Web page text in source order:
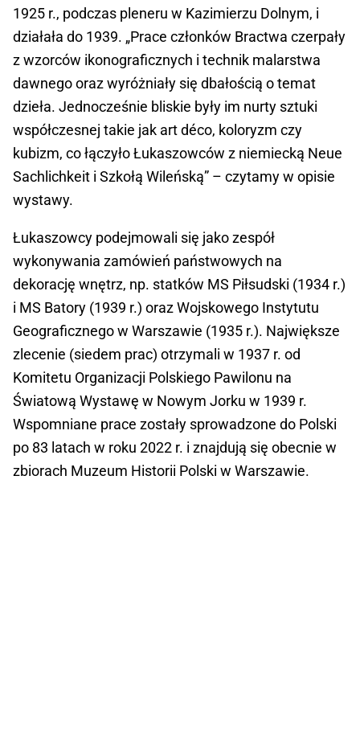
1925 r., podczas pleneru w Kazimierzu Dolnym, i
działała do 1939. „Prace członków Bractwa czerpały
z wzorców ikonograficznych i technik malarstwa
dawnego oraz wyróżniały się dbałością o temat
dzieła. Jednocześnie bliskie były im nurty sztuki
współczesnej takie jak art déco, koloryzm czy
kubizm, co łączyło Łukaszowców z niemiecką Neue
Sachlichkeit i Szkołą Wileńską” – czytamy w opisie
wystawy.
Łukaszowcy podejmowali się jako zespół
wykonywania zamówień państwowych na
dekorację wnętrz, np. statków MS Piłsudski (1934 r.)
i MS Batory (1939 r.) oraz Wojskowego Instytutu
Geograficznego w Warszawie (1935 r.). Największe
zlecenie (siedem prac) otrzymali w 1937 r. od
Komitetu Organizacji Polskiego Pawilonu na
Światową Wystawę w Nowym Jorku w 1939 r.
Wspomniane prace zostały sprowadzone do Polski
po 83 latach w roku 2022 r. i znajdują się obecnie w
zbiorach Muzeum Historii Polski w Warszawie.